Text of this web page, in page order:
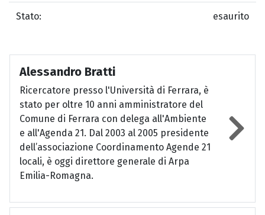
Stato: esaurito
Alessandro Bratti
Ricercatore presso l'Università di Ferrara, è
stato per oltre 10 anni amministratore del
Comune di Ferrara con delega all'Ambiente
e all'Agenda 21. Dal 2003 al 2005 presidente
dell’associazione Coordinamento Agende 21
locali, è oggi direttore generale di Arpa
Emilia-Romagna.